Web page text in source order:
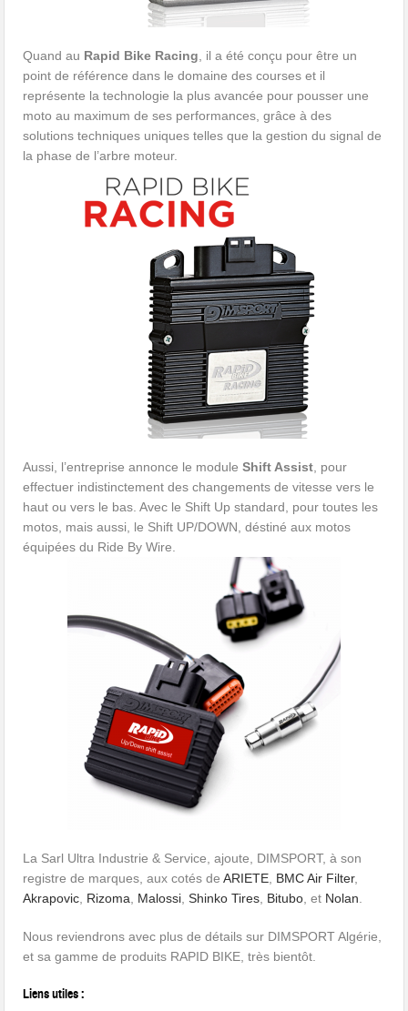
Quand au Rapid Bike Racing, il a été conçu pour être un
point de référence dans le domaine des courses et il
représente la technologie la plus avancée pour pousser une
moto au maximum de ses performances, grâce à des
solutions techniques uniques telles que la gestion du signal de
la phase de l’arbre moteur.
Aussi, l’entreprise annonce le moduleShift Assist, pour
effectuer indistinctement des changements de vitesse vers le
haut ou vers le bas. Avec le Shift Up standard, pour toutes les
motos, mais aussi, le Shift UP/DOWN, déstiné aux motos
équipées du Ride By Wire.
La Sarl Ultra Industrie & Service, ajoute, DIMSPORT, à son
registre de marques, aux cotés deARIETE, BMC Air Filter,
Akrapovic, Rizoma, Malossi,Shinko Tires, Bitubo, et Nolan.
Nous reviendrons avec plus de détails sur DIMSPORT Algérie,
et sa gamme de produits RAPID BIKE, très bientôt.
Liens utiles :